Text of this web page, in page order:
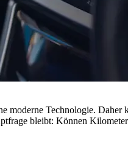
Technologie. Daher
bleibt: Können